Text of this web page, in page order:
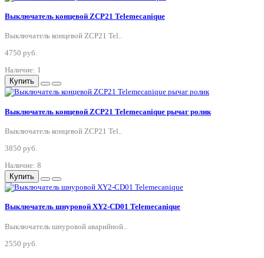
Выключатель концевой ZCP21 Telemecanique
Выключатель концевой ZCP21 Tel..
4750 руб.
Наличие: 1
Купить
Выключатель концевой ZCP21 Telemecanique рычаг ролик
Выключатель концевой ZCP21 Tel..
3850 руб.
Наличие: 8
Купить
Выключатель шнуровой XY2-CD01 Telemecanique
Выключатель шнуровой аварийной..
2550 руб.